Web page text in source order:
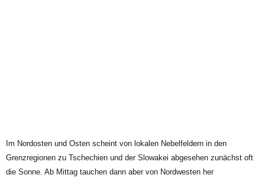
Im Nordosten und Osten scheint von lokalen Nebelfeldern in den
Grenzregionen zu Tschechien und der Slowakei abgesehen zunächst oft
die Sonne. Ab Mittag tauchen dann aber von Nordwesten her